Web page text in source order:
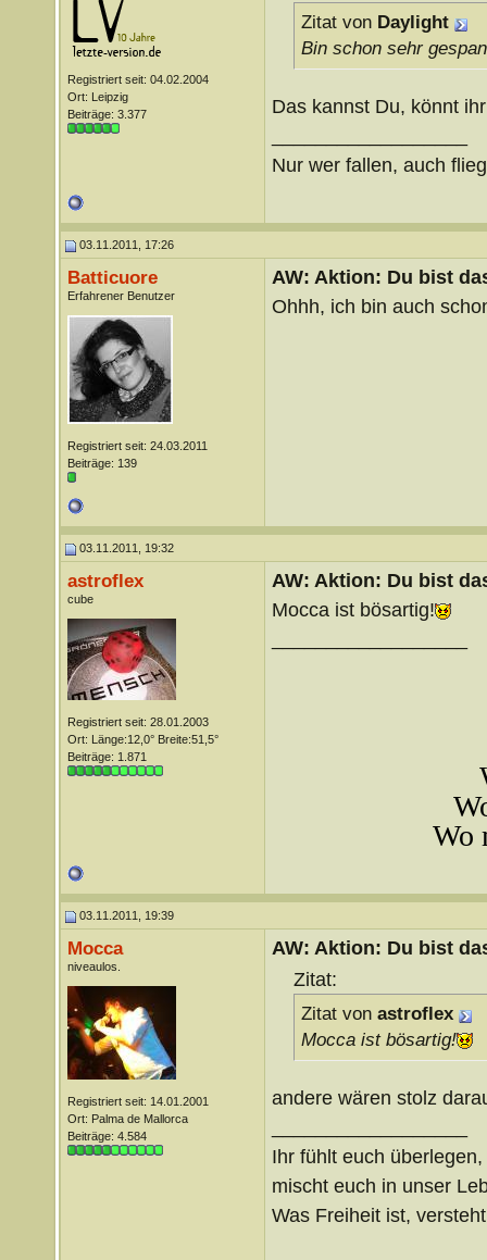
Registriert seit: 04.02.2004
Ort: Leipzig
Beiträge: 3.377
Zitat von Daylight
Bin schon sehr
Das kannst Du, könnt
Nur wer fallen, auch
03.11.2011, 17:26
Batticuore
Erfahrener Benutzer
Registriert seit: 24.03.2011
Beiträge: 139
AW: Aktion: Du bist
Ohhh, ich bin auch
03.11.2011, 19:32
astroflex
cube
Registriert seit: 28.01.2003
Ort: Länge:12,0° Breite:51,5°
Beiträge: 1.871
AW: Aktion: Du bist
Mocca ist bösartig!
Wo
03.11.2011, 19:39
Mocca
niveaulos.
Registriert seit: 14.01.2001
Ort: Palma de Mallorca
Beiträge: 4.584
AW: Aktion: Du bist
Zitat:
Zitat von astroflex
Mocca ist bösartig!
andere wären stolz
Ihr fühlt euch überlegen,
mischt euch in unser
Was Freiheit ist,